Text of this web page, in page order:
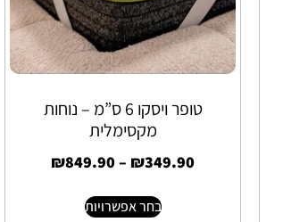
טופר ויסקו 6 ס”מ – נוחות
מקסימלית
₪349.90
–
₪849.90
בחר אפשרויות